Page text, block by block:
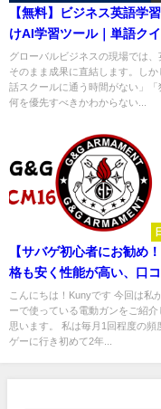
【無料】ビジネス英語学
けAI学習ツール｜単語ク
ら覚える「名詞・動詞」
グローバルビジネスの現場では、
そのまま成果に直結します。しか
話スクールに通う時間がない」「
何を優先すべきかわからない...
【サバゲ初心者にお勧め
格も安く性能が高い、口コ
評価の電動ガンG&Gの
予備のマガジンも紹介！
こんにちは！Kunyです 今回は私
ーで使っている電動ガンをご紹介
思います。 私は毎月1回程度の頻
ゲーに行き初めて2年...